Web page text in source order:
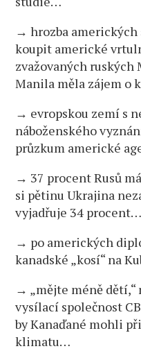
→ hrozba
koupit americké
zvažovaných
Manila měla zájem o
→ evropskou zemí s
náboženského
průzkum americké
→ 37 procent Rusů
si pětinu Ukrajina
vyjadřuje 34
→ po amerických
kanadské „kosí“ na
→ „mějte méně
vysílací společnost
by Kanaďané mohli
klimatu…